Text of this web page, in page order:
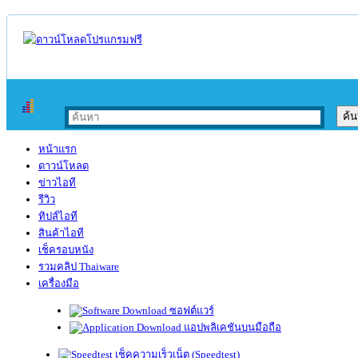
หน้าแรก
ดาวน์โหลด
ข่าวไอที
รีวิว
ทิปส์ไอที
สินค้าไอที
เช็ครอบหนัง
รวมคลิป Thaiware
เครื่องมือ
ซอฟต์แวร์
แอปพลิเคชันบนมือถือ
เช็คความเร็วเน็ต (Speedtest)